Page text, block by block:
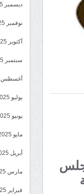
ديسمبر 2025
نوفمبر 2025
أكتوبر 2025
سبتمبر 2025
أغسطس 2025
يوليو 2025
يونيو 2025
مايو 2025
أبريل 2025
مارس 2025
فبراير 2025